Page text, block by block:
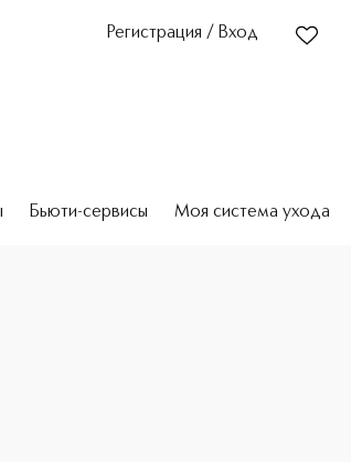
Регистрация / Вход
Бьюти-сервисы Моя система ухода